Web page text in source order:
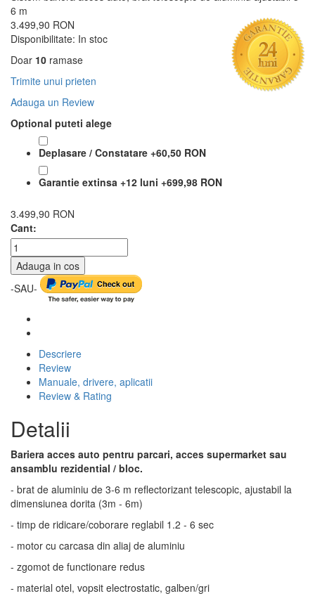
6 m
3.499,90 RON
Disponibilitate: In stoc
Doar 10 ramase
Trimite unui prieten
Adauga un Review
Optional puteti alege
Deplasare / Constatare +60,50 RON
Garantie extinsa +12 luni +699,98 RON
3.499,90 RON
Cant:
Adauga in cos
-SAU-
Descriere
Review
Manuale, drivere, aplicatii
Review & Rating
Detalii
Bariera acces auto pentru parcari, acces supermarket sau
ansamblu rezidential / bloc.
- brat de aluminiu de 3-6 m reflectorizant telescopic, ajustabil la
dimensiunea dorita (3m - 6m)
- timp de ridicare/coborare reglabil 1.2 - 6 sec
- motor cu carcasa din aliaj de aluminiu
- zgomot de functionare redus
- material otel, vopsit electrostatic, galben/gri